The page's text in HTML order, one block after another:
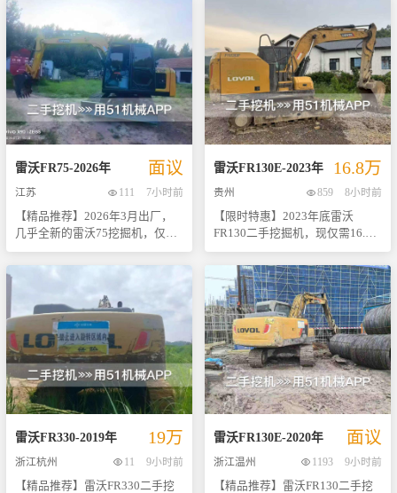
能正常运作。 - **价格优势**：
为回馈广大客户支持，现以低于
市场平均水平的价格出售，机会
难得！ 欢迎各位老板亲临现场试
驾体验或联系洽谈更多详情。数
量有限，先到先得，抓紧时间把
握住这次提升生产力的好机会
吧！
试驾体验或来电咨询更多详情！
我们承诺提供最优质的服务以及
最具竞争力的价格，期待与您共
创美好未来！ > *注：具体配置参
数及价格面议，请联系销售人员
获取最新信息。*
台机器自出厂以来仅有一位主人
使用，保养得当，工作时长仅为
5200小时（实表），处于最佳工
作状态。它搭载了世界知名品牌
五十铃发动机与川崎液压系统，
两大品牌强强联合，不仅动力强
劲、响应迅速，而且燃油经济性
好，运行稳定可靠。 该设备手续
合格证等重要文件一应俱全，让
市基建还是乡村改造，无论是矿
山开采还是农田水利建设，这款
雷沃200都能轻松应对各种复杂工
况，成为您工程项目的得力助
手。 机会难得，欢迎各位老板来
供最优质的服务及合理的价格，
期待与您的合作！ 注：以上信息
基于所提供描述撰写而成，具体
详情请以实际查看为准。
佳工作状态，是小型工程项目的
理想选择。雷沃作为国内知名的
工程机械品牌之一，其产品以高
效、耐用而著称，深受广大用户
好评。 - **核心优势**： - **低
使用里程**：总运行时间短，意
味着机器磨损小，剩余使用寿命
进行专业维护，确保机械性能始
**：人性化设计的操作界面让新
手也能快速上手，提高工作效
率。 - **适应性强**：无论是城
市建筑工地还是乡村道路建设，
都能轻松应对各种复杂工况。 -
**适用范围广泛**：适用于市政
工程、园林绿化、农田水利等多
个领域的小规模土方作业。 此
外，我们还提供全面的售后服务
支持，包括但不限于技术咨询、
配件供应等服务项目，确保每一
位客户都能享受到无忧无虑的购
买体验。现在就联系我们获取更
人哦~
雷沃FR75-2026年 面议
江苏 111
7小时前
【精品推荐】2026年3月出厂，
几乎全新的雷沃75挖掘机，仅使
用26小时，现位于山东潍坊，等
待有识之士的青睐！ 【设备亮
自购买以来仅累计工作26小时，
相当于一台全新设备，性能稳定
可靠。 - **品牌保障**：雷沃重
工是中国领先的工程机械制造商
之一，以其卓越的技术和优质的
服务享誉国内外市场。选择雷
沃，就是选择了安心与信任。 -
统设计，燃油效率高，维护成本
**操作便捷**：人性化驾驶舱布
局，视野开阔，控制精准，即使
雷沃FR130E-2023年 16.8万
贵州 859
8小时前
【限时特惠】2023年底雷沃
FR130二手挖掘机，现仅需16.8
万元即可拉走！ 尊敬的客户们，
我们荣幸地向您推荐这款性价比
极高的二手雷沃FR130挖掘机。
作为市场上备受好评的小型挖掘
机之一，它不仅拥有出色的性能
表现，还兼具了经济性和耐用
性，是建筑工地、农田改造等多
场景作业的理想选择。 - **品牌
与型号**：雷沃FR130 - **出厂
时间**：2023年底 - **价格优势
售16.8万元人民币 - **主要特点
时间稳定运行； - 紧凑设计便于
在狭窄空间内灵活操作； - 强劲
雷沃FR330-2019年 19万
浙江杭州 11
9小时前
【精品推荐】雷沃FR330二手挖
雷沃FR130E-2020年 面议
浙江温州 1193
9小时前
【精品推荐】雷沃FR130二手挖